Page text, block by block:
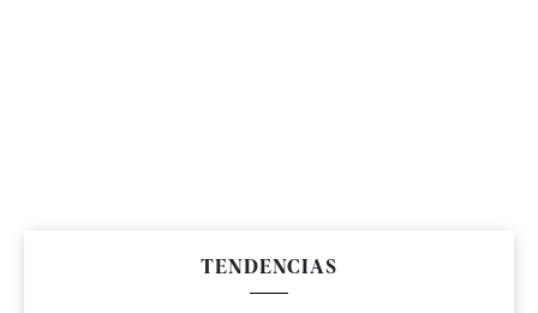
TENDENCIAS